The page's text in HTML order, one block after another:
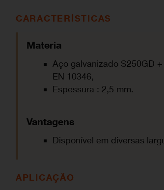
CARACTERÍSTICAS
Materia
Aço galvanizado S250GD
EN 10346,
Espessura : 2,5 mm.
Vantagens
Disponível em diversas
APLICAÇÃO